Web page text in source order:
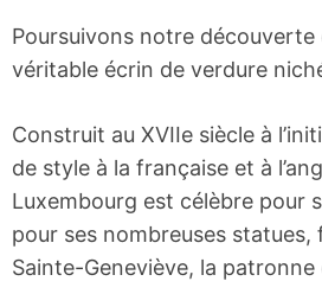
Poursuivons notre découverte
véritable écrin de verdure
Construit au XVIIe siècle à
de style à la française et à
Luxembourg est célèbre pour
pour ses nombreuses
Sainte-Geneviève, la